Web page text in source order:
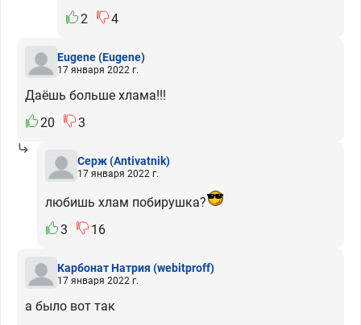
2
4
Eugene(Eugene)
17 января 2022 г.
Даёшь больше хлама!!!
20
3
Серж(Antivatnik)
17 января 2022 г.
любишь хлам побирушка?
3
16
Карбонат Натрия (webitproff)
17 января 2022 г.
а было вот так